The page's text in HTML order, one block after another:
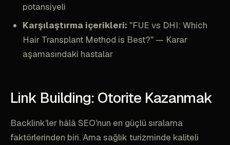
potansiyeli
Karşılaştırma içerikleri: "FUE vs DHI: Which
Hair Transplant Method is Best?" — Karar
aşamasındaki hastalar
Link Building: Otorite Kazanmak
Backlink'ler hâlâ SEO'nun en güçlü sıralama
faktörlerinden biri. Ama sağlık turizminde kaliteli